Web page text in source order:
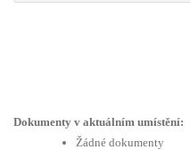
Dokumenty v aktuálním umístění:
Žádné dokumenty